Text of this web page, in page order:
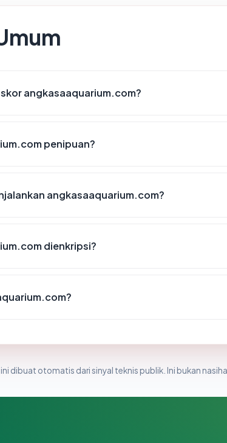
angkasaaquarium.com?
penipuan?
angkasaaquarium.com?
dienkripsi?
dibuat otomatis dari sinyal teknis publik. Ini bukan